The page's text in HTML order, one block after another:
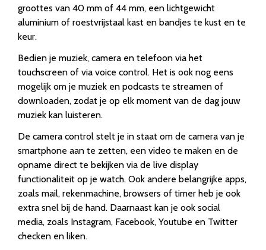
groottes van 40 mm of 44 mm, een lichtgewicht
aluminium of roestvrijstaal kast en bandjes te kust en te
keur.
Bedien je muziek, camera en telefoon via het
touchscreen of via voice control. Het is ook nog eens
mogelijk om je muziek en podcasts te streamen of
downloaden, zodat je op elk moment van de dag jouw
muziek kan luisteren.
De camera control stelt je in staat om de camera van je
smartphone aan te zetten, een video te maken en de
opname direct te bekijken via de live display
functionaliteit op je watch. Ook andere belangrijke apps,
zoals mail, rekenmachine, browsers of timer heb je ook
extra snel bij de hand. Daarnaast kan je ook social
media, zoals Instagram, Facebook, Youtube en Twitter
checken en liken.